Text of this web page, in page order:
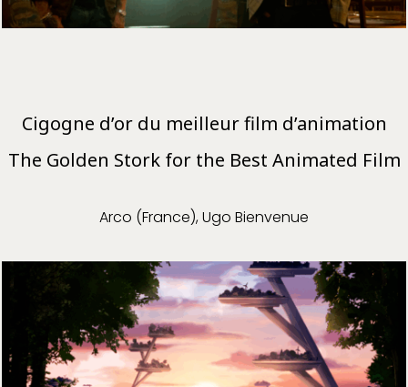
Cigogne d’or du meilleur film d’animation
The Golden Stork for the Best Animated Film
Arco (France), Ugo Bienvenue